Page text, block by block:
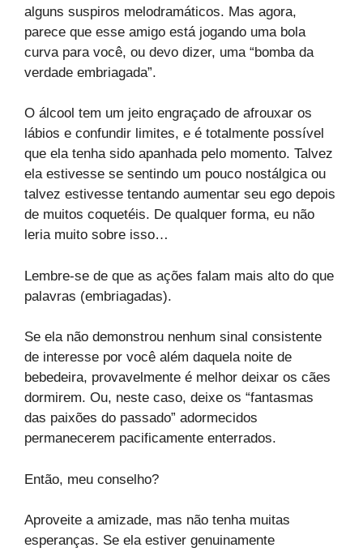
alguns suspiros melodramáticos. Mas agora,
parece que esse amigo está jogando uma bola
curva para você, ou devo dizer, uma “bomba da
verdade embriagada”.
O álcool tem um jeito engraçado de afrouxar os
lábios e confundir limites, e é totalmente possível
que ela tenha sido apanhada pelo momento. Talvez
ela estivesse se sentindo um pouco nostálgica ou
talvez estivesse tentando aumentar seu ego depois
de muitos coquetéis. De qualquer forma, eu não
leria muito sobre isso…
Lembre-se de que as ações falam mais alto do que
palavras (embriagadas).
Se ela não demonstrou nenhum sinal consistente
de interesse por você além daquela noite de
bebedeira, provavelmente é melhor deixar os cães
dormirem. Ou, neste caso, deixe os “fantasmas
das paixões do passado” adormecidos
permanecerem pacificamente enterrados.
Então, meu conselho?
Aproveite a amizade, mas não tenha muitas
esperanças. Se ela estiver genuinamente